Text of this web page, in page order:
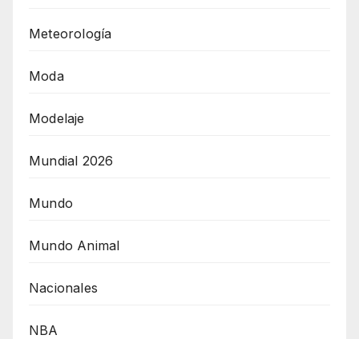
Meteorología
Moda
Modelaje
Mundial 2026
Mundo
Mundo Animal
Nacionales
NBA